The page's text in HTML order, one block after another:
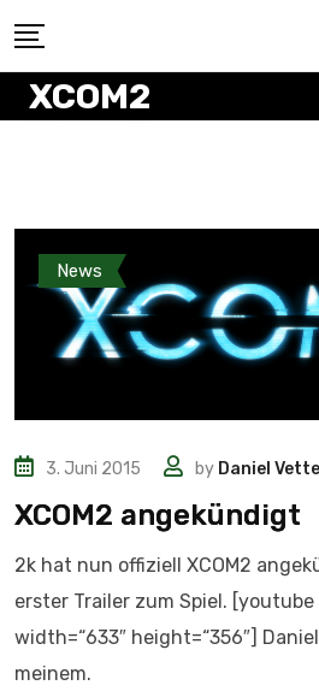
XCOM2
News
3. Juni 2015 by Daniel
XCOM2 angekündigt
2k hat nun offiziell XCOM2
erster Trailer zum Spiel. [youtube
width=“633″ height=“356″]
meinem.